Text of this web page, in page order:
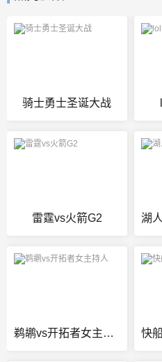
骑士勇士圣诞大战
雷霆vs火箭G2
鹈鹕vs开拓者女主持人